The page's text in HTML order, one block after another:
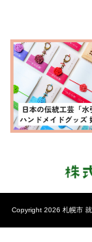
Copyright 2026 札幌市